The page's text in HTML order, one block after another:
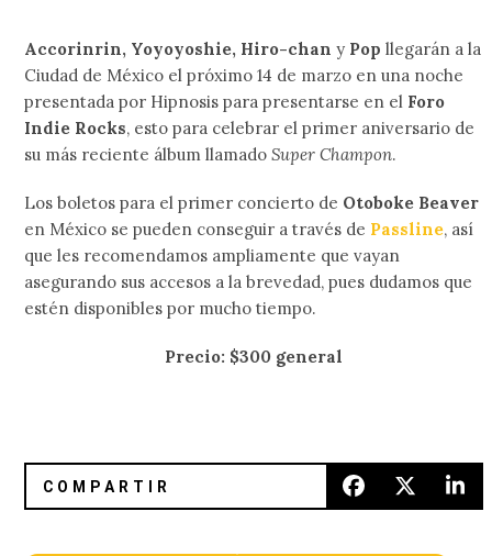
Accorinrin, Yoyoyoshie, Hiro-chan y Pop llegarán a la
Ciudad de México el próximo 14 de marzo en una noche
presentada por Hipnosis para presentarse en el Foro
Indie Rocks, esto para celebrar el primer aniversario de
su más reciente álbum llamadoSuper Champon.
Los boletos para el primer concierto de Otoboke Beaver
en México se pueden conseguir a través de Passline, así
que les recomendamos ampliamente que vayan
asegurando sus accesos a la brevedad, pues dudamos que
estén disponibles por mucho tiempo.
Precio: $300 general